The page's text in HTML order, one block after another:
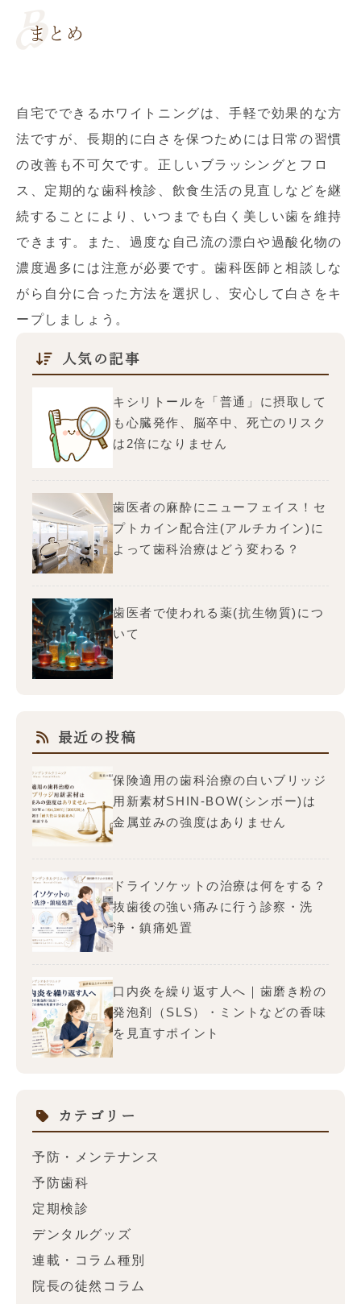
まとめ
自宅でできるホワイトニングは、手軽で効果的な方
法ですが、長期的に白さを保つためには日常の習慣
の改善も不可欠です。正しいブラッシングとフロ
ス、定期的な歯科検診、飲食生活の見直しなどを継
続することにより、いつまでも白く美しい歯を維持
できます。また、過度な自己流の漂白や過酸化物の
濃度過多には注意が必要です。歯科医師と相談しな
がら自分に合った方法を選択し、安心して白さをキ
ープしましょう。
人気の記事
キシリトールを「普通」に摂取して
も心臓発作、脳卒中、死亡のリスク
は2倍になりません
歯医者の麻酔にニューフェイス！セ
プトカイン配合注(アルチカイン)に
よって歯科治療はどう変わる？
歯医者で使われる薬(抗生物質)につ
いて
最近の投稿
保険適用の歯科治療の白いブリッジ
用新素材SHIN-BOW(シンボー)は
金属並みの強度はありません
ドライソケットの治療は何をする？
抜歯後の強い痛みに行う診察・洗
浄・鎮痛処置
口内炎を繰り返す人へ｜歯磨き粉の
発泡剤（SLS）・ミントなどの香味
を見直すポイント
カテゴリー
予防・メンテナンス
予防歯科
定期検診
デンタルグッズ
連載・コラム種別
院長の徒然コラム